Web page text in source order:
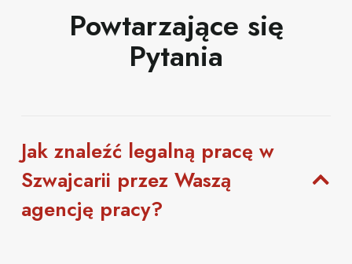
Powtarzające się
Pytania
Jak znaleźć legalną pracę w
Szwajcarii przez Waszą
agencję pracy?